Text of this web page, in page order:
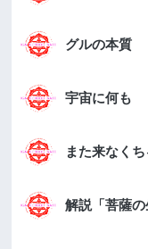
グルの本質
宇宙に何も
また来なくち
解説「菩薩の